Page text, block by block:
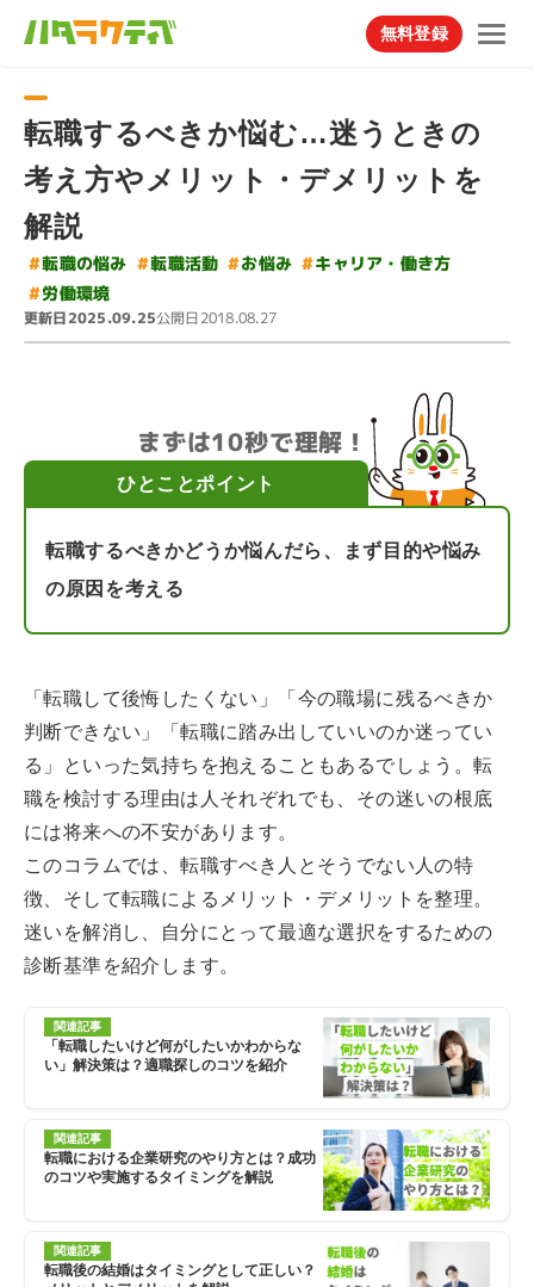
無料登録
転職するべきか悩む…迷うときの
考え方やメリット・デメリットを
解説
#転職の悩み #転職活動 #お悩み #キャリア・働き方
#労働環境
更新日2025.09.25公開日2018.08.27
まずは10秒で理解！
ひとことポイント
転職するべきかどうか悩んだら、まず目的や悩み
の原因を考える
「転職して後悔したくない」「今の職場に残るべきか
判断できない」「転職に踏み出していいのか迷ってい
る」といった気持ちを抱えることもあるでしょう。転
職を検討する理由は人それぞれでも、その迷いの根底
には将来への不安があります。
このコラムでは、転職すべき人とそうでない人の特
徴、そして転職によるメリット・デメリットを整理。
迷いを解消し、自分にとって最適な選択をするための
診断基準を紹介します。
関連記事
「転職したいけど何がしたいかわからな
い」解決策は？適職探しのコツを紹介
関連記事
転職における企業研究のやり方とは？成功
のコツや実施するタイミングを解説
関連記事
転職後の結婚はタイミングとして正しい？